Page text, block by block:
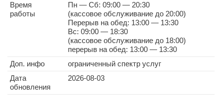
Время
работы
Пн — Сб: 09:00 — 20:30
(кассовое обслуживание до 20:00)
Перерыв на обед: 13:00 — 13:30
Вс: 09:00 — 18:30
(кассовое обслуживание до 18:00)
перерыв на обед: 13:00 — 13:30
Доп. инфо
ограниченный спектр услуг
Дата
обновления
2026-08-03